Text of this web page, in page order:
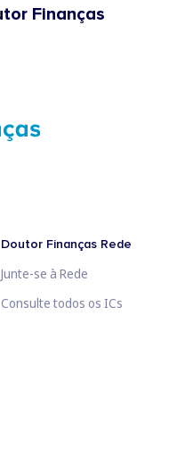
Finanças
Doutor Finanças Rede
Junte-se à Rede
Consulte todos os ICs